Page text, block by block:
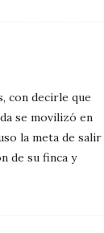
con decirle que
se movilizó en
la meta de salir
de su finca y